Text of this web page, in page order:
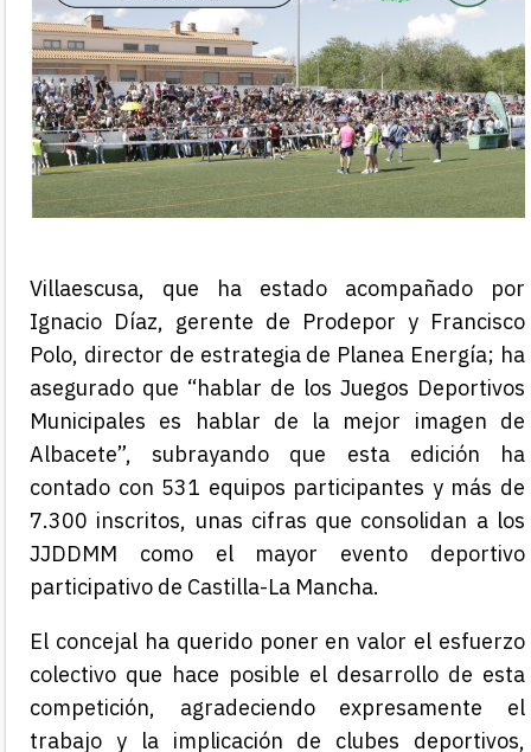
Villaescusa, que ha estado acompañado por
Ignacio Díaz, gerente de Prodepor y Francisco
Polo, director de estrategia de Planea Energía; ha
asegurado que “hablar de los Juegos Deportivos
Municipales es hablar de la mejor imagen de
Albacete”, subrayando que esta edición ha
contado con 531 equipos participantes y más de
7.300 inscritos, unas cifras que consolidan a los
JJDDMM como el mayor evento deportivo
participativo de Castilla-La Mancha.
El concejal ha querido poner en valor el esfuerzo
colectivo que hace posible el desarrollo de esta
competición, agradeciendo expresamente el
trabajo y la implicación de clubes deportivos,